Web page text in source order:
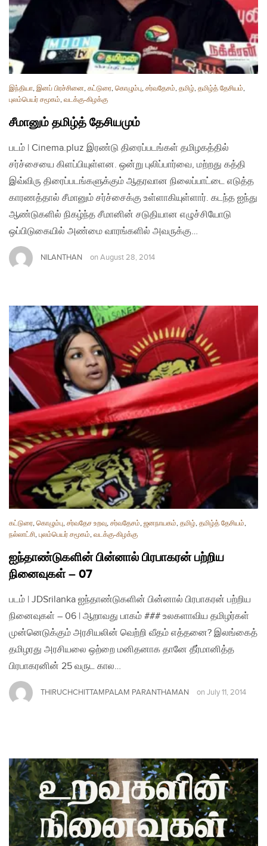
இந்தியா, இனப் பிரச்சினை, கட்டுரை, கொழும்பு, சர்வதேசம், தமிழ், தமிழ்த் தேசியம்,
புலம்பெயர் சமூகம், வடக்கு-கிழக்கு
சீமானும் தமிழ்த் தேசியமும்
படம் | Cinema.pluz இரண்டு திரைப்படங்கள் தமிழகத்தில்
சர்ச்சையை கிளப்பியுள்ளன. ஒன்று புலிப்பார்வை, மற்றது கத்தி
இவ்விரு திரைப்படங்களுக்கும் ஆதரவான நிலைப்பாட்டை எடுத்த
காரணத்தால் சீமானும் சர்ச்சைக்கு உள்ளாகியுள்ளார். கடந்த ஐந்து
ஆண்டுகளில் நிகழ்ந்த சீமானின் சடுதியான எழுச்சியோடு
ஒப்பிடுகையில் அண்மை வாரங்களில் அவருக்கு…
NILANTHAN on August 28, 2014
கட்டுரை, கொழும்பு, சர்வதேச உறவு, சர்வதேசம், ஜனநாயகம், தமிழ், தமிழ்த் தேசியம்,
நல்லாட்சி, புலம்பெயர் சமூகம், வடக்கு-கிழக்கு
ஐந்தாண்டுகளின் பின்னால் பிரபாகரன் பற்றிய
நினைவுகள் – 07
படம் | JDSrilanka ஐந்தாண்டுகளின் பின்னால் பிரபாகரன் பற்றிய
நினைவுகள் – 06 | ஆறாவது பாகம் ### உலகளாவிய தமிழர்கள்
முன்னெடுக்கும் அரசியலின் வெற்றி வீதம் எத்தனை? இலங்கைத்
தமிழரது அரசியலை ஒற்றை மனிதனாக தானே தீர்மானித்த
பிரபாகரனின் 25 வருட கால…
THIRUCHCHITTAMPALAM PARANTHAMAN on July 11, 2014